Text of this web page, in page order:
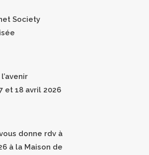
Society
et 18 avril 2026
donne rdv à
à la Maison de